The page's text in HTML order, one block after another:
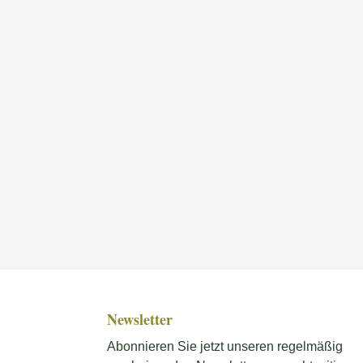
Newsletter
Abonnieren Sie jetzt unseren regelmäßig